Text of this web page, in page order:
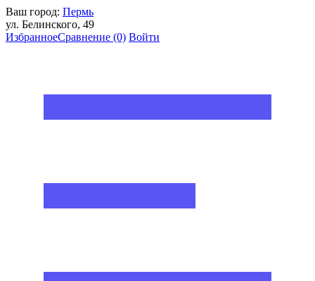
Ваш город: Пермь
ул. Белинского, 49
ИзбранноеСравнение (0) Войти